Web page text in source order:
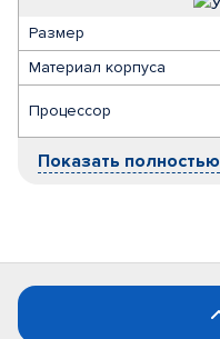
Размер
Материал корпуса
Процессор
Показать полностью